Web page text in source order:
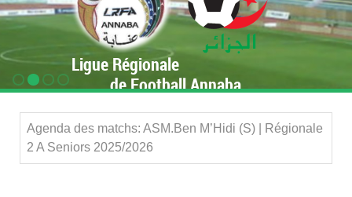
Ligue Régionale
de Football Annaba
Agenda des matchs: ASM.Ben M’Hidi (S) | Régionale
2 A Seniors 2025/2026